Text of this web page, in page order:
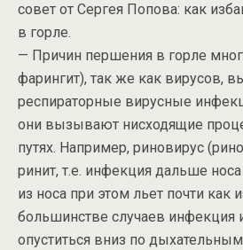
совет от Сергея Попова: как
в горле.
— Причин першения в горле
фарингит), так же как вирусов,
респираторные вирусные
они вызывают нисходящие
путях. Например, риновирус
ринит, т.е. инфекция дальше
из носа при этом льет почти как
большинстве случаев инфекция
опуститься вниз по